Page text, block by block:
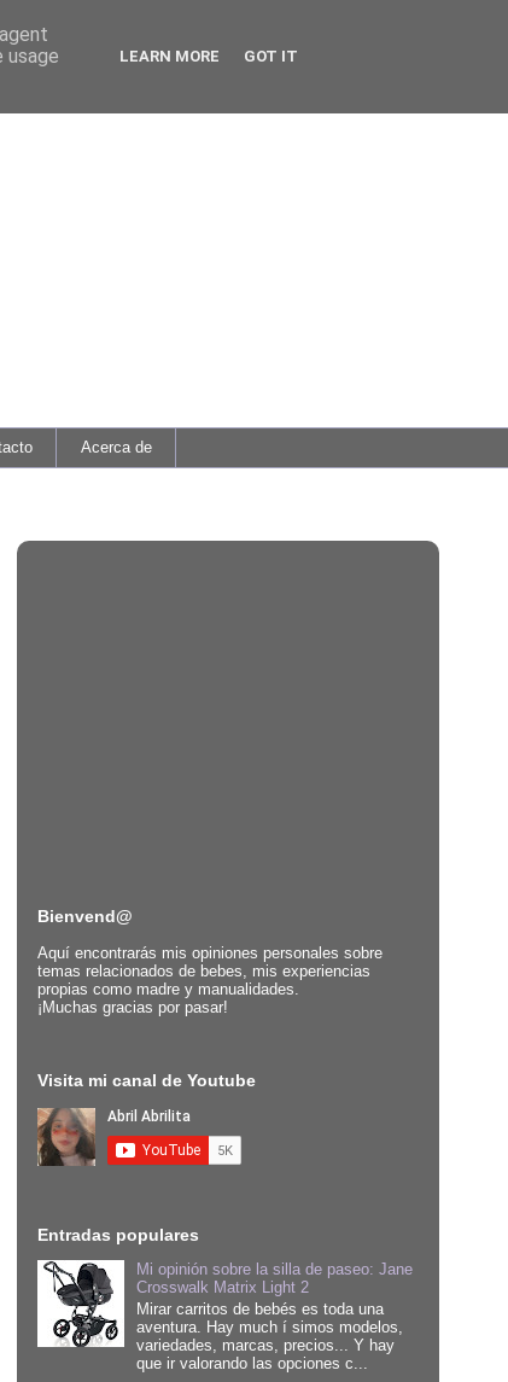
Acerca de
Bienvend@
Aquí encontrarás mis opiniones personales sobre
temas relacionados de bebes, mis experiencias
propias como madre y manualidades.
¡Muchas gracias por pasar!
Visita mi canal de Youtube
Entradas populares
Mi opinión sobre la silla de paseo: Jane
Crosswalk Matrix Light 2
Mirar carritos de bebés es toda una
aventura. Hay much í simos modelos,
variedades, marcas, precios... Y hay
que ir valorando las opciones c...
usage
LEARN MORE GOT IT